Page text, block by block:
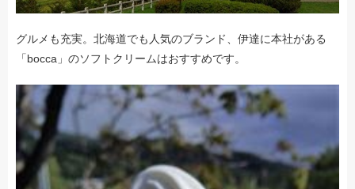
グルメも充実。北海道でも人気のブランド、伊達に本社がある
「bocca」のソフトクリームはおすすめです。